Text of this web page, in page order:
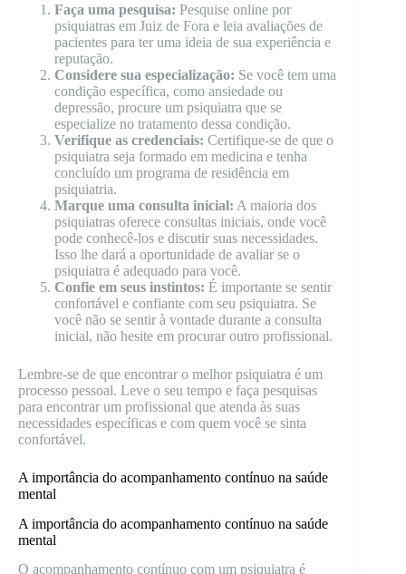
Faça uma pesquisa: Pesquise online por
psiquiatras em Juiz de Fora e leia avaliações de
pacientes para ter uma ideia de sua experiência e
reputação.
Considere sua especialização: Se você tem uma
condição específica, como ansiedade ou
depressão, procure um psiquiatra que se
especialize no tratamento dessa condição.
Verifique as credenciais: Certifique-se de que o
psiquiatra seja formado em medicina e tenha
concluído um programa de residência em
psiquiatria.
Marque uma consulta inicial: A maioria dos
psiquiatras oferece consultas iniciais, onde você
pode conhecê-los e discutir suas necessidades.
Isso lhe dará a oportunidade de avaliar se o
psiquiatra é adequado para você.
Confie em seus instintos: É importante se sentir
confortável e confiante com seu psiquiatra. Se
você não se sentir à vontade durante a consulta
inicial, não hesite em procurar outro profissional.
Lembre-se de que encontrar o melhor psiquiatra é um
processo pessoal. Leve o seu tempo e faça pesquisas
para encontrar um profissional que atenda às suas
necessidades específicas e com quem você se sinta
confortável.
A importância do acompanhamento contínuo na saúde
mental
A importância do acompanhamento contínuo na saúde
mental
O acompanhamento contínuo com um psiquiatra é